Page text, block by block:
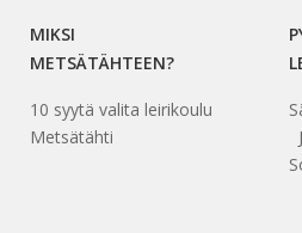
MIKSI
METSÄTÄHTEEN?
10 syytä valita leirikoulu
Metsätähti